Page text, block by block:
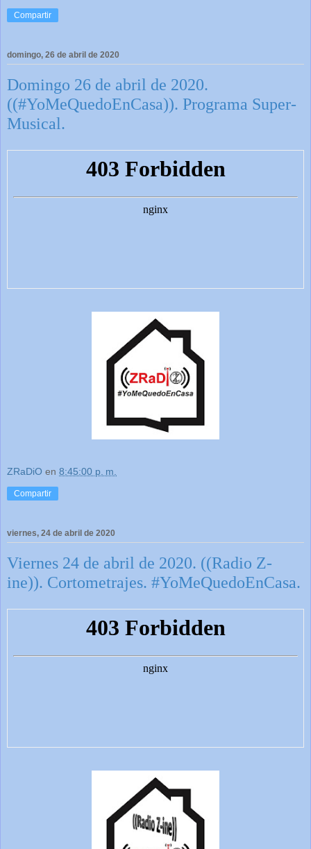
Compartir
domingo, 26 de abril de 2020
Domingo 26 de abril de 2020.
((#YoMeQuedoEnCasa)). Programa Super-
Musical.
ZRaDiO en 8:45:00 p. m.
Compartir
viernes, 24 de abril de 2020
Viernes 24 de abril de 2020. ((Radio Z-
ine)). Cortometrajes. #YoMeQuedoEnCasa.